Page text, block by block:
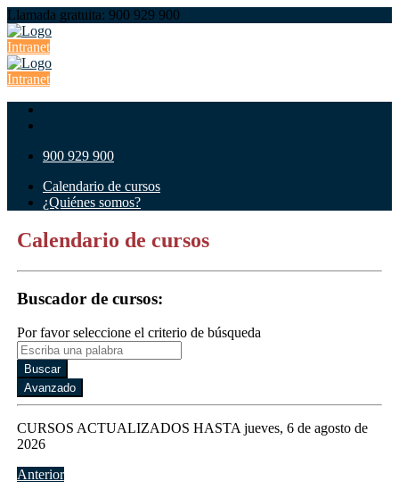
Llamada gratuita: 900 929 900
Intranet
Intranet
900 929 900
Calendario de cursos
¿Quiénes somos?
Calendario de cursos
Buscador de cursos:
Por favor seleccione el criterio de búsqueda
CURSOS ACTUALIZADOS HASTA jueves, 6 de agosto de
2026
Anterior